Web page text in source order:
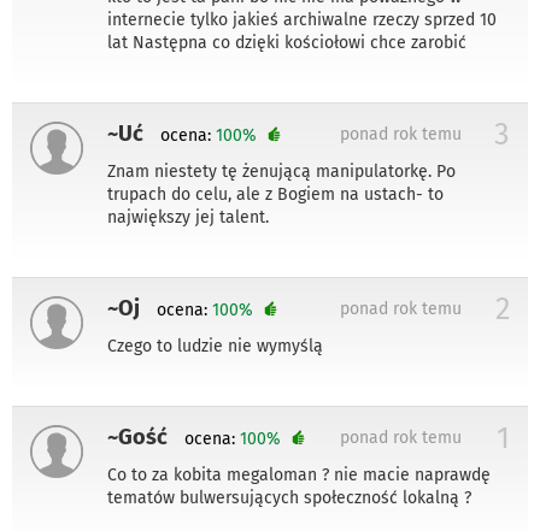
internecie tylko jakieś archiwalne rzeczy sprzed 10
lat Następna co dzięki kościołowi chce zarobić
~Uć 3
ponad rok temu
ocena: 100%
Znam niestety tę żenującą manipulatorkę. Po
trupach do celu, ale z Bogiem na ustach- to
największy jej talent.
~Oj 2
ponad rok temu
ocena: 100%
Czego to ludzie nie wymyślą
~Gość 1
ponad rok temu
ocena: 100%
Co to za kobita megaloman ? nie macie naprawdę
tematów bulwersujących społeczność lokalną ?